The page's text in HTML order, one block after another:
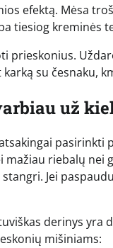
efektą. Mėsa
tiesiog kreminės
prieskonius.
su česnaku,
už
pasirinkti
riebalų nei
Jei
derinys yra
mišiniams: